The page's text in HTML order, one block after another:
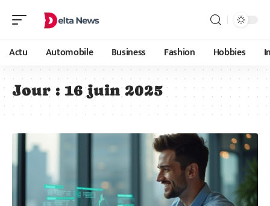
Actu Automobile Business Fashion Hobbies
Jour : 16 juin 2025